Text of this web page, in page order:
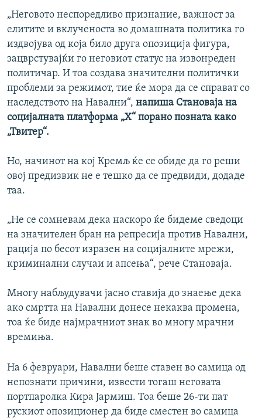
„Неговото неспоредливо признание, важност за
елитите и вклученоста во домашната политика го
издвојува од која било друга опозиција фигура,
зацврстувајќи го неговиот статус на извонреден
политичар. И тоа создава значителни политички
проблеми за режимот, тие ќе мора да се справат со
наследството на Навални“, напиша Становаја на
социјалната платформа „X“ порано позната како
„Твитер“.
Но, начинот на кој Кремљ ќе се обиде да го реши
овој предизвик не е тешко да се предвиди, додаде
таа.
„Не се сомневам дека наскоро ќе бидеме сведоци
на значителен бран на репресија против Навални,
рација по бесот изразен на социјалните мрежи,
криминални случаи и апсења“, рече Становаја.
Многу набљудувачи јасно ставија до знаење дека
ако смртта на Навални донесе некаква промена,
тоа ќе биде најмрачниот знак во многу мрачни
времиња.
На 6 февруари, Навални беше ставен во самица од
непознати причини, извести тогаш неговата
портпаролка Кира Јармиш. Тоа беше 26-ти пат
рускиот опозиционер да биде сместен во самица